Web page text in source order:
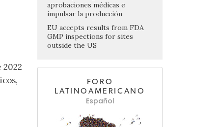
aprobaciones médicas e
impulsar la producción
EU accepts results from FDA
GMP inspections for sites
outside the US
FORO
LATINOAMERICANO
Español